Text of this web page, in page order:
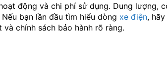
động và chi phí sử dụng. Dung lượng,
bạn lần đầu tìm hiểu dòng xe điện, hãy
chính sách bảo hành rõ ràng.